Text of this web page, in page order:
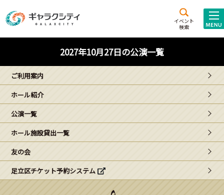
イベント
検索
施設案内
西新井
文化ホール
ギャラクシティとは
こどもみーてぃんぐ
Gがくえん
ブランドからのお知らせ
2027年10月27日の公演一覧
ご利用案内
ホール紹介
公演一覧
ホール施設貸出一覧
友の会
足立区チケット予約システム